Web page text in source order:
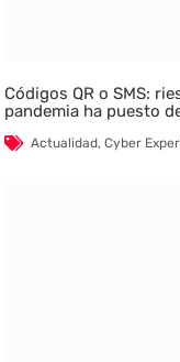
Códigos QR o SMS:
pandemia ha puesto
Actualidad,Cyber